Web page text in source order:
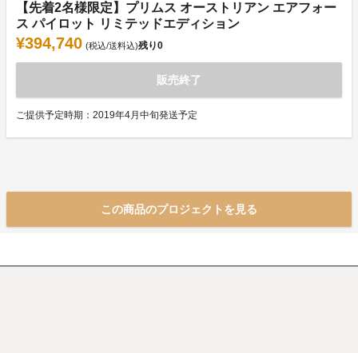
【先着2名様限定】プリムス オーストリアン エアフォー
ス パイロット リミテッドエディション
¥394,740 (税込/送料込)残り0
販売終了
ご提供予定時期：2019年4月中旬発送予定
この商品のプロジェクトを見る